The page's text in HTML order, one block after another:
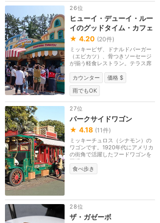
26位
ヒューイ・デューイ・ルー
イのグッドタイム・カフェ
★ 4.20 (20件)
ミッキーピザ、ドナルドバーガー
（エビカツ）、骨つきソーセージ
が揃う軽食レストラン。テラス席
カウンター
価格 $
雨でもOK
27位
パークサイドワゴン
★ 4.18 (11件)
ミッキーチュロス（シナモン）の
ワゴンです。1920年代にアメリカ
の街角で活躍したフードワゴンを
再現しています。
食べ歩き
28位
ザ・ガゼーボ